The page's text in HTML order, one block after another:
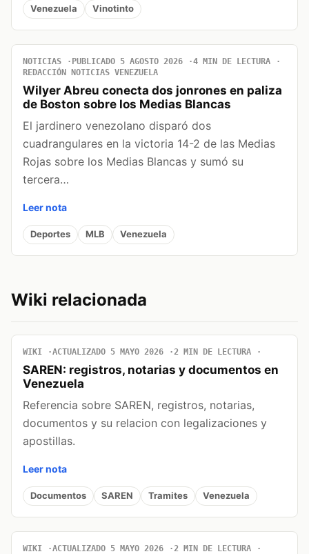
Venezuela Vinotinto
NOTICIAS PUBLICADO 5 AGOSTO 2026
4 MIN DE LECTURA
REDACCIÓN NOTICIAS VENEZUELA
Wilyer Abreu conecta dos jonrones en paliza
de Boston sobre los Medias Blancas
El jardinero venezolano disparó dos
cuadrangulares en la victoria 14-2 de las Medias
Rojas sobre los Medias Blancas y sumó su
tercera…
Leer nota
Deportes MLB Venezuela
Wiki relacionada
WIKI ACTUALIZADO 5 MAYO 2026 2 MIN DE LECTURA
SAREN: registros, notarias y documentos en
Venezuela
Referencia sobre SAREN, registros, notarias,
documentos y su relacion con legalizaciones y
apostillas.
Leer nota
Documentos SAREN Tramites Venezuela
WIKI ACTUALIZADO 5 MAYO 2026 2 MIN DE LECTURA